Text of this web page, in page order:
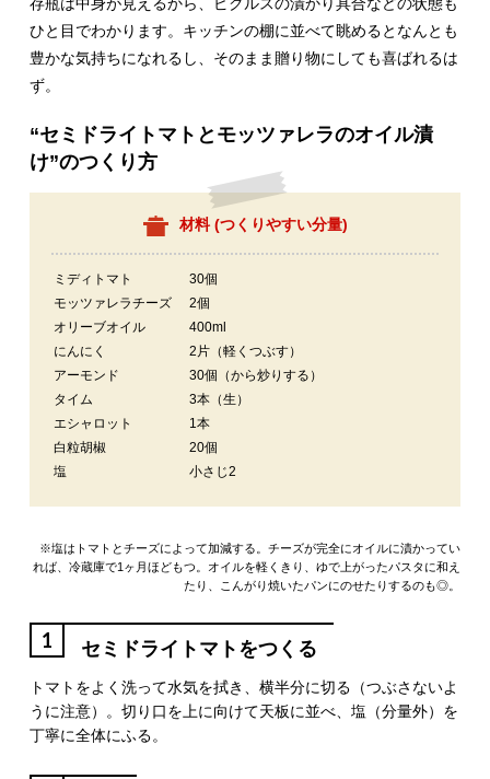
ひと目でわかります。キッチンの棚に並べて眺めるとなんとも
豊かな気持ちになれるし、そのまま贈り物にしても喜ばれるは
ず。
“セミドライトマトとモッツァレラのオイル漬
け”のつくり方
材料 (つくりやすい分量)
ミディトマト
30個
モッツァレラチーズ
2個
オリーブオイル
400ml
にんにく
2片（軽くつぶす）
アーモンド
30個（から炒りする）
タイム
3本（生）
エシャロット
1本
白粒胡椒
20個
塩
小さじ2
※塩はトマトとチーズによって加減する。チーズが完全にオイルに漬かってい
れば、冷蔵庫で1ヶ月ほどもつ。オイルを軽くきり、ゆで上がったパスタに和え
たり、こんがり焼いたパンにのせたりするのも◎。
1 セミドライトマトをつくる
トマトをよく洗って水気を拭き、横半分に切る（つぶさないよ
うに注意）。切り口を上に向けて天板に並べ、塩（分量外）を
丁寧に全体にふる。